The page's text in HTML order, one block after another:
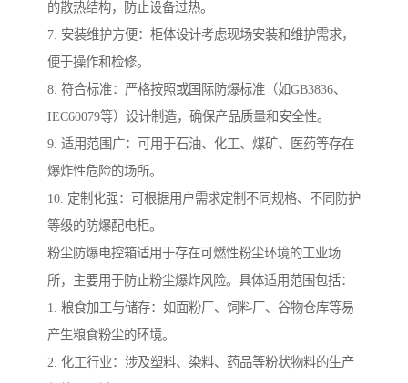
的散热结构，防止设备过热。
7. 安装维护方便：柜体设计考虑现场安装和维护需求，
便于操作和检修。
8. 符合标准：严格按照或国际防爆标准（如GB3836、
IEC60079等）设计制造，确保产品质量和安全性。
9. 适用范围广：可用于石油、化工、煤矿、医药等存在
爆炸性危险的场所。
10. 定制化强：可根据用户需求定制不同规格、不同防护
等级的防爆配电柜。
粉尘防爆电控箱适用于存在可燃性粉尘环境的工业场
所，主要用于防止粉尘爆炸风险。具体适用范围包括：
1. 粮食加工与储存：如面粉厂、饲料厂、谷物仓库等易
产生粮食粉尘的环境。
2. 化工行业：涉及塑料、染料、药品等粉状物料的生产